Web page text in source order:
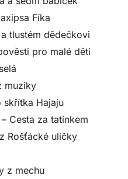
Fíka
tlustém dědečkovi
pro malé děti
muziky
skřítka Hajaju
Cesta za tatínkem
Rošťácké uličky
z mechu